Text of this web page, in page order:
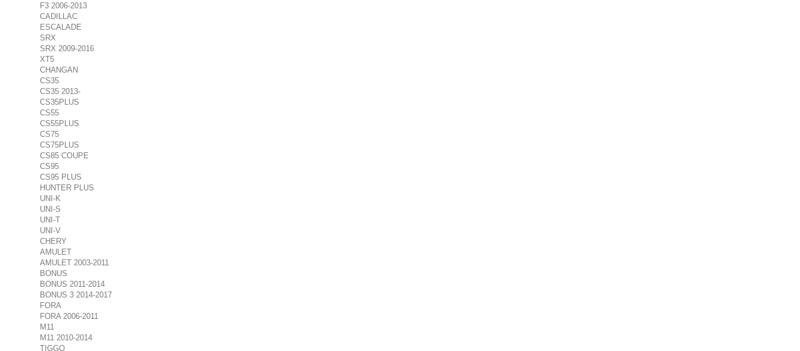
F3 2006-2013
CADILLAC
ESCALADE
SRX
SRX 2009-2016
XT5
CHANGAN
CS35
CS35 2013-
CS35PLUS
CS55
CS55PLUS
CS75
CS75PLUS
CS85 COUPE
CS95
CS95 PLUS
HUNTER PLUS
UNI-K
UNI-S
UNI-T
UNI-V
CHERY
AMULET
AMULET 2003-2011
BONUS
BONUS 2011-2014
BONUS 3 2014-2017
FORA
FORA 2006-2011
M11
M11 2010-2014
TIGGO